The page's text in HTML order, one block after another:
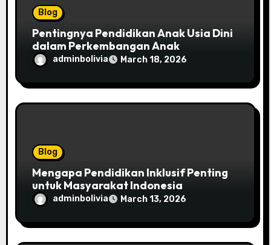
Blog
Pentingnya Pendidikan Anak Usia Dini
dalam Perkembangan Anak
adminbolivia March 18, 2026
Blog
Mengapa Pendidikan Inklusif Penting
untuk Masyarakat Indonesia
adminbolivia March 13, 2026